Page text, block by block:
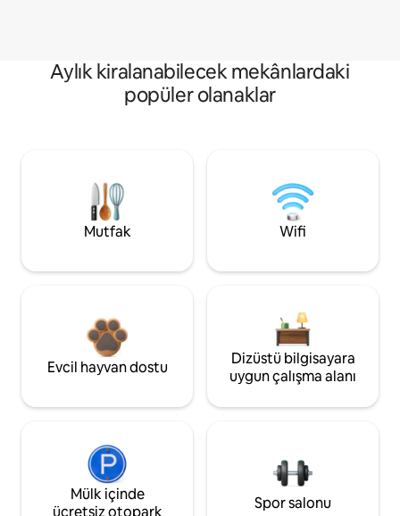
Aylık kiralanabilecek mekânlardaki
popüler olanaklar
Mutfak Wifi
Evcil hayvan dostu
Dizüstü bilgisayara
uygun çalışma alanı
Mülk içinde
ücretsiz otopark
Spor salonu